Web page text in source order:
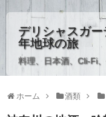
デリシャスガ
年地球の旅
料理、日本酒、Cli-Fi
ホーム 酒類